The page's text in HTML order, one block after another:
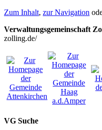
Zum Inhalt, zur Navigation
Verwaltungsgemeinschaft
zolling.de/
VG Suche